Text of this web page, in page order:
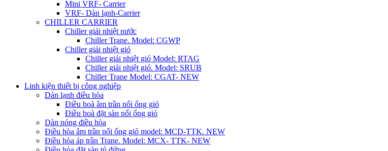
Mini VRF- Carrier
VRF- Dàn lạnh-Carrier
CHILLER CARRIER
Chiller giải nhiệt nước
Chiller Trane. Model: CGWP
Chiller giải nhiệt gió
Chiller giải nhiệt gió Model: RTAG
Chiller giải nhiệt gió. Model: SRUB
Chiller Trane Model: CGAT- NEW
Linh kiện thiết bị công nghiệp
Dàn lạnh điều hòa
Điều hoà âm trần nối ống gió
Điều hoà đặt sàn nối ống gió
Dàn nóng điều hòa
Điều hòa âm trần nối ống gió model: MCD-TTK. NEW
Điều hòa áp trần Trane. Model: MCX- TTK- NEW